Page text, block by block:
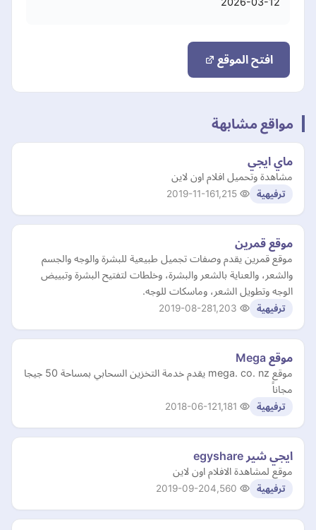
افتح الموقع
مواقع مشابهة
ماي ايجي
مشاهدة وتحميل افلام اون لاين
ترفيهية 2019-11-16
موقع قمرين
موقع قمرين يقدم وصفات تجميل طبيعية للبشرة والوجه والجسم
والشعر، والعناية بالشعر والبشرة، وخلطات لتفتيح البشرة وتبييض
الوجه وتطويل الشعر، وماسكات للوجه.
ترفيهية 2019-08-28
موقع Mega
موقع mega. co. nz يقدم خدمة التخزين السحابي بمساحة 50 جيجا
مجاناً
ترفيهية 2018-06-12
ايجي شير egyshare
موقع لمشاهدة الافلام اون لاين
ترفيهية 2019-09-20